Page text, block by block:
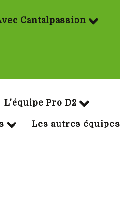
Cantalpassion
L'équipe Pro D2
Les autres équipes